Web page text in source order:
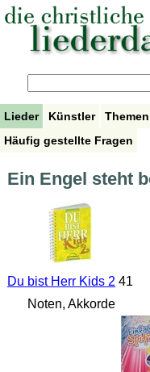
Lieder Künstler Themen
Häufig gestellte Fragen
Ein Engel steht
Du bist Herr Kids 2 41
Noten, Akkorde